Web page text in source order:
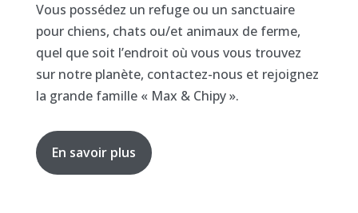
Vous possédez un refuge ou un sanctuaire
pour chiens, chats ou/et animaux de ferme,
quel que soit l’endroit où vous vous trouvez
sur notre planète, contactez-nous et rejoignez
la grande famille « Max & Chipy ».
En savoir plus